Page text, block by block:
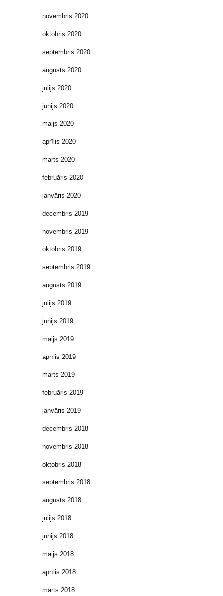
novembris 2020
oktobris 2020
septembris 2020
augusts 2020
jūlijs 2020
jūnijs 2020
maijs 2020
aprīlis 2020
marts 2020
februāris 2020
janvāris 2020
decembris 2019
novembris 2019
oktobris 2019
septembris 2019
augusts 2019
jūlijs 2019
jūnijs 2019
maijs 2019
aprīlis 2019
marts 2019
februāris 2019
janvāris 2019
decembris 2018
novembris 2018
oktobris 2018
septembris 2018
augusts 2018
jūlijs 2018
jūnijs 2018
maijs 2018
aprīlis 2018
marts 2018